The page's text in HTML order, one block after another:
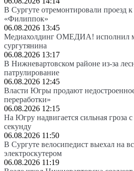
В Сургуте отремонтировали проезд к
«Филиппок»
06.08.2026 13:45
Медиахолдинг ОМЕДИА! исполнил
сургутянина
06.08.2026 13:17
В Нижневартовском районе из-за
патрулирование
06.08.2026 12:45
Власти Югры продают
переработки»
06.08.2026 12:15
На Югру надвигается сильная гроза
секунду
06.08.2026 11:50
В Сургуте велосипедист выехал на
электроскутером
06.08.2026 11:19